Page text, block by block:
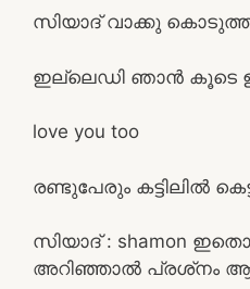
സിയാദ്‌ വാക്കു
ഇല്ലെഡി ഞാന്‍ കൂടെ
love you too
രണ്ടുപേരും കട്ടിലിൽ
സിയാദ്‌ : shamon
അറിഞ്ഞാല്‍ പ്രശ്‌നം